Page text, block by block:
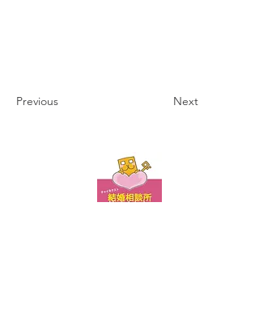
Previous Next